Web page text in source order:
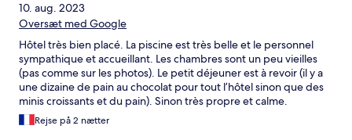
10. aug. 2023
Oversæt med Google
Hôtel très bien placé. La piscine est très belle et le personnel
sympathique et accueillant. Les chambres sont un peu vieilles
(pas comme sur les photos). Le petit déjeuner est à revoir (il y a
une dizaine de pain au chocolat pour tout l’hôtel sinon que des
minis croissants et du pain). Sinon très propre et calme.
Rejse på 2 nætter